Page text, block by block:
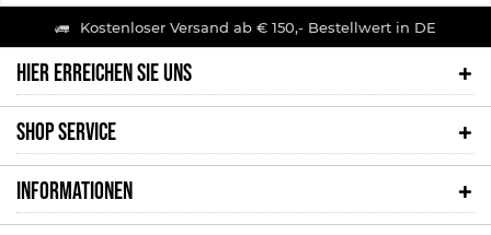
Kostenloser Versand ab € 150,- Bestellwert in DE
HIER ERREICHEN SIE UNS
SHOP SERVICE
INFORMATIONEN